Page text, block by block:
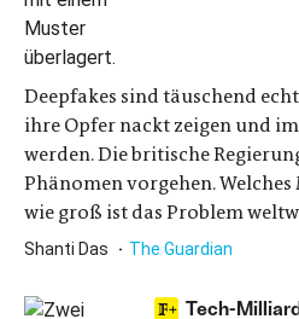
Deepfakes sind täuschend
ihre Opfer nackt zeigen und
werden. Die britische
Phänomen vorgehen.
wie groß ist das Problem
Shanti Das The Guardian
Tech-